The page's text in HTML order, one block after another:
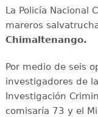
La Policía Nacional
mareros
Chimaltenango.
Por medio de seis
investigadores de
Investigación
comisaría 73 y el